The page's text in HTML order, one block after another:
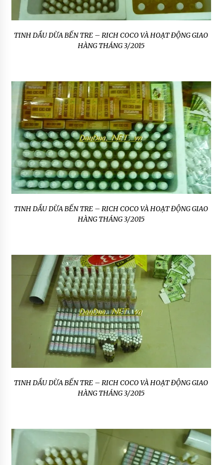
TINH DẦU DỪA BẾN TRE – RICH COCO VÀ HOẠT ĐỘNG GIAO
HÀNG THÁNG 3/2015
TINH DẦU DỪA BẾN TRE – RICH COCO VÀ HOẠT ĐỘNG GIAO
HÀNG THÁNG 3/2015
TINH DẦU DỪA BẾN TRE – RICH COCO VÀ HOẠT ĐỘNG GIAO
HÀNG THÁNG 3/2015